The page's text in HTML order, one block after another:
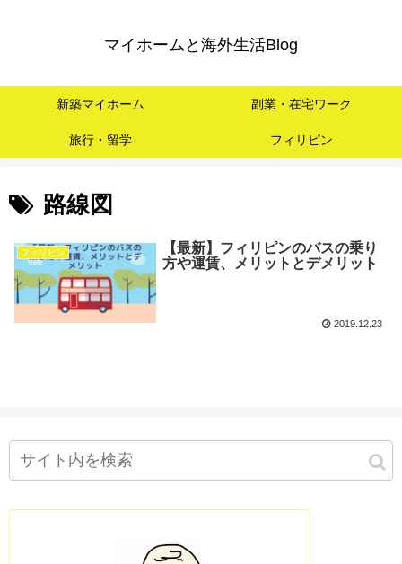
マイホームと海外生活Blog
新築マイホーム 副業・在宅ワーク
旅行・留学 フィリピン
路線図
フィリピン
【最新】フィリピンのバスの乗り
方や運賃、メリットとデメリット
2019.12.23